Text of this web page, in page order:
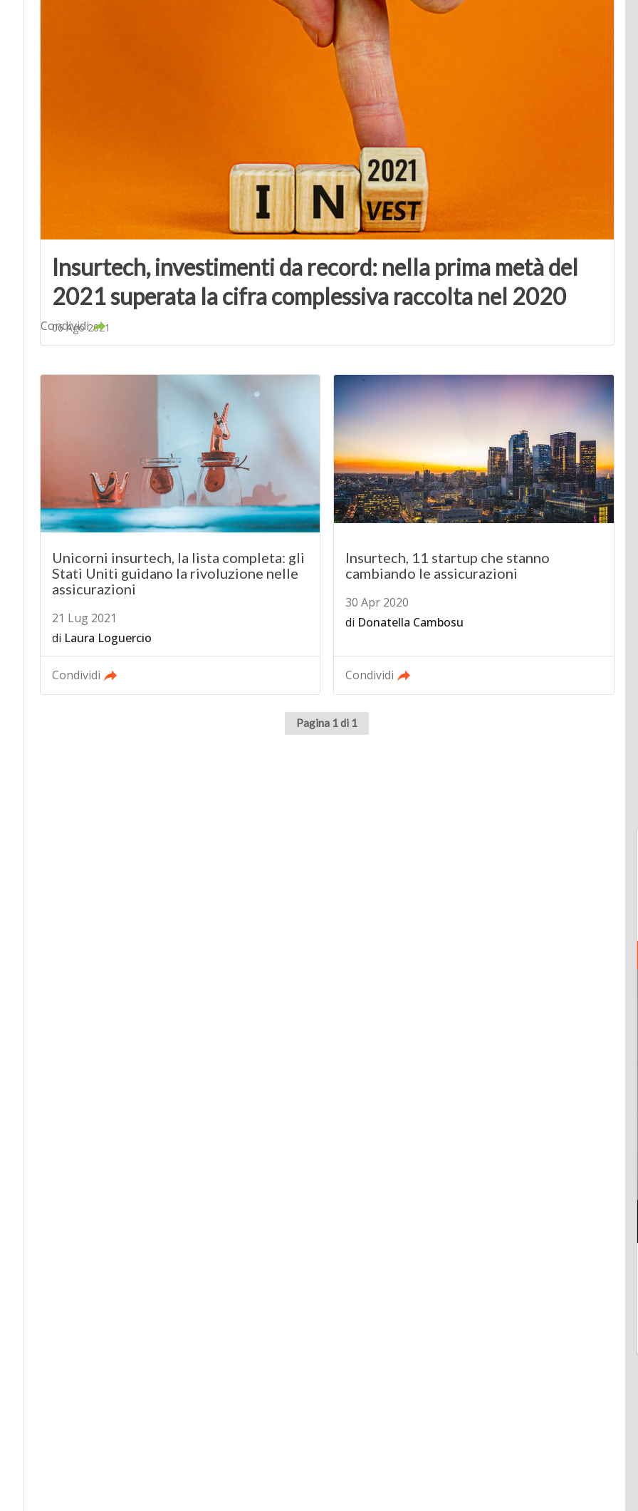
Insurtech, investimenti da record: nella prima metà del
2021 superata la cifra complessiva raccolta nel 2020
06 Ago 2021
Condividi
Unicorni insurtech, la lista completa: gli
Stati Uniti guidano la rivoluzione nelle
assicurazioni
21 Lug 2021
di Laura Loguercio
Condividi
Insurtech, 11 startup che stanno
cambiando le assicurazioni
30 Apr 2020
di Donatella Cambosu
Condividi
Pagina 1 di 1